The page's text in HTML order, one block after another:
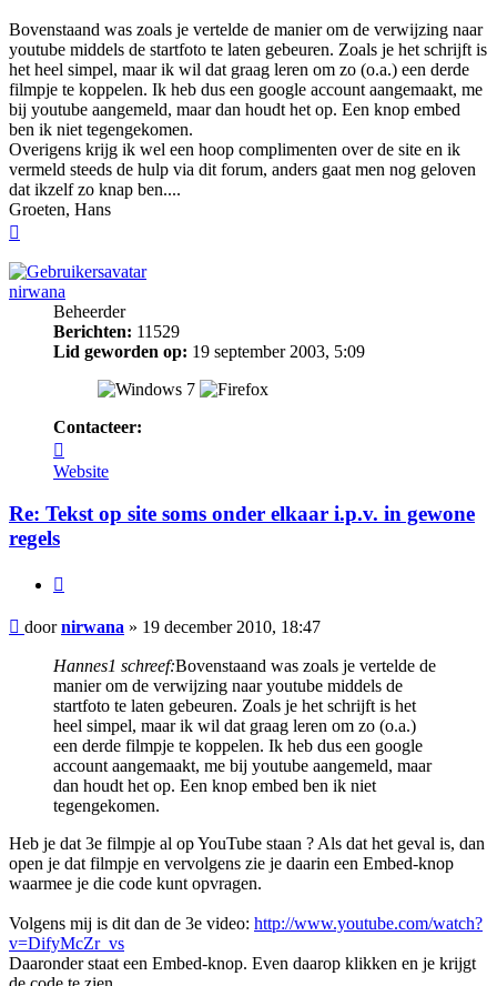
Bovenstaand was zoals je vertelde de manier om de verwijzing naar
youtube middels de startfoto te laten gebeuren. Zoals je het schrijft is
het heel simpel, maar ik wil dat graag leren om zo (o.a.) een derde
filmpje te koppelen. Ik heb dus een google account aangemaakt, me
bij youtube aangemeld, maar dan houdt het op. Een knop embed
ben ik niet tegengekomen.
Overigens krijg ik wel een hoop complimenten over de site en ik
vermeld steeds de hulp via dit forum, anders gaat men nog geloven
dat ikzelf zo knap ben....
Groeten, Hans
nirwana
Beheerder
Berichten: 11529
Lid geworden op: 19 september 2003, 5:09
Contacteer:
nirwana
Website
Re: Tekst op site soms onder elkaar i.p.v. in gewone
regels
Bericht
doornirwana » 19 december 2010, 18:47
Hannes1 schreef:Bovenstaand was zoals je vertelde de
manier om de verwijzing naar youtube middels de
startfoto te laten gebeuren. Zoals je het schrijft is het
heel simpel, maar ik wil dat graag leren om zo (o.a.)
een derde filmpje te koppelen. Ik heb dus een google
account aangemaakt, me bij youtube aangemeld, maar
dan houdt het op. Een knop embed ben ik niet
tegengekomen.
Heb je dat 3e filmpje al op YouTube staan ? Als dat het geval is, dan
open je dat filmpje en vervolgens zie je daarin een Embed-knop
waarmee je die code kunt opvragen.
Volgens mij is dit dan de 3e video: http://www.youtube.com/watch?
v=DifyMcZr_vs
Daaronder staat een Embed-knop. Even daarop klikken en je krijgt